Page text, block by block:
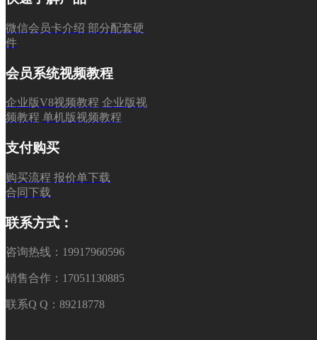
微信会员卡介绍 部分配套硬
件
会员系统视频教程
企业版V8视频教程 企业版视
频教程 单机版视频教程
支付购买
购买流程 报价单下载
合同下载
联系方式：
咨询热线：19917960596
销售合作：17051130885
联系Q Q：89218778